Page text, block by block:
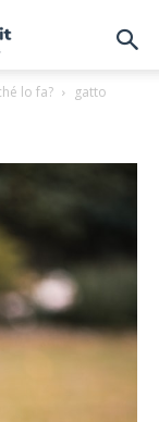
lo fa? gatto